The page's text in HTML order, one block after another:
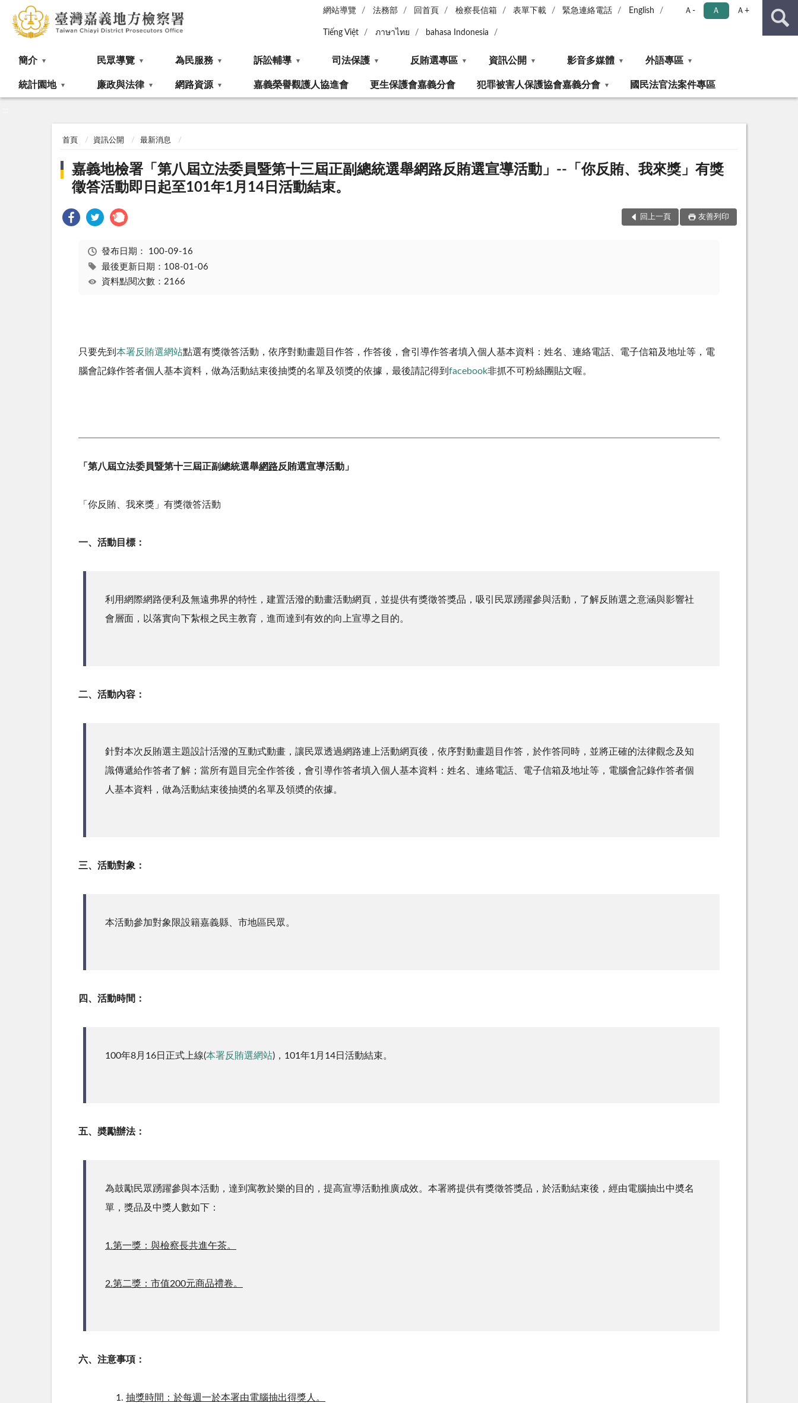
網站導覽 法務部 回首頁 檢察長信箱 表單下載 緊急連絡電話 English
Tiếng Việt ภาษาไทย bahasa Indonesia
Ａ- Ａ Ａ+
簡介 民眾導覽 為民服務 訴訟輔導 司法保護 反賄選專區 資訊公開 影音多媒體 外語專區
統計園地 廉政與法律 網路資源 嘉義榮譽觀護人協進會 更生保護會嘉義分會 犯罪被害人保護協會嘉義分會 國民法官法案件專區
首頁 資訊公開 最新消息
嘉義地檢署「第八屆立法委員暨第十三屆正副總統選舉網路反賄選宣導活動」--「你反賄、我來獎」有獎
徵答活動即日起至101年1月14日活動結束。
回上一頁 友善列印
發布日期： 100-09-16
最後更新日期：108-01-06
資料點閱次數：2166
只要先到 本署反賄選網站點選有獎徵答活動，依序對動畫題目作答，作答後，會引導作答者填入個人基本資料：姓名、連絡電話、電子信箱及地址等，電
腦會記錄作答者個人基本資料，做為活動結束後抽獎的名單及領獎的依據，最後請記得到 facebook非抓不可粉絲團貼文喔。
「第八屆立法委員暨第十三屆正副總統選舉網路反賄選宣導活動」
「你反賄、我來獎」有獎徵答活動
一、活動目標：
利用網際網路便利及無遠弗界的特性，建置活潑的動畫活動網頁，並提供有獎徵答獎品，吸引民眾踴躍參與活動，了解反賄選之意涵與影響社
會層面，以落實向下紮根之民主教育，進而達到有效的向上宣導之目的。
二、活動內容：
針對本次反賄選主題設計活潑的互動式動畫，讓民眾透過網路連上活動網頁後，依序對動畫題目作答，於作答同時，並將正確的法律觀念及知
識傳遞給作答者了解；當所有題目完全作答後，會引導作答者填入個人基本資料：姓名、連絡電話、電子信箱及地址等，電腦會記錄作答者個
人基本資料，做為活動結束後抽奬的名單及領奬的依據。
三、活動對象：
本活動參加對象限設籍嘉義縣、市地區民眾。
四、活動時間：
100年8月16日正式上線(本署反賄選網站)，101年1月14日活動結束。
五、奬勵辦法：
為鼓勵民眾踴躍參與本活動，達到寓教於樂的目的，提高宣導活動推廣成效。本署將提供有獎徵答獎品，於活動結束後，經由電腦抽出中奬名
單，獎品及中獎人數如下：
1.第一獎：與檢察長共進午茶。
2.第二獎：市值200元商品禮卷。
六、注意事項：
抽獎時間：於每週一於本署由電腦抽出得獎人。